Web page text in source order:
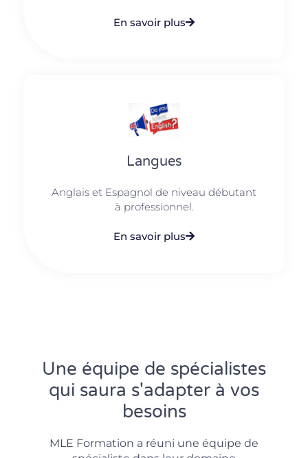
En savoir plus
Langues
Anglais et Espagnol de niveau débutant
à professionnel.
En savoir plus
Une équipe de spécialistes
qui saura s'adapter à vos
besoins
MLE Formation a réuni une équipe de